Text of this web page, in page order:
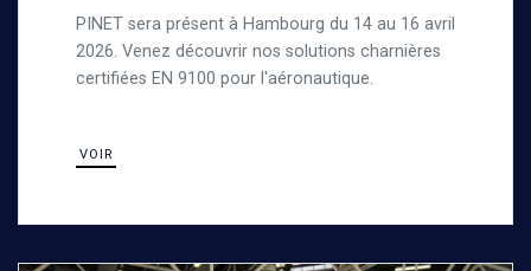
PINET sera présent à Hambourg du 14 au 16 avril
2026. Venez découvrir nos solutions charnières
certifiées EN 9100 pour l'aéronautique.
VOIR